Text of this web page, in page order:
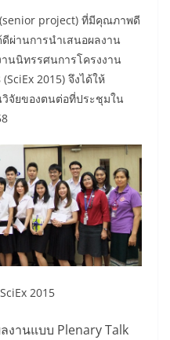
project) ที่มีคุณภาพดี
ผ่านการนำเสนอผลงาน
นนิทรรศนการโครงงาน
2015) จึงได้ให้
จัยของตนต่อที่ประชุมใน
2015
านแบบ Plenary Talk